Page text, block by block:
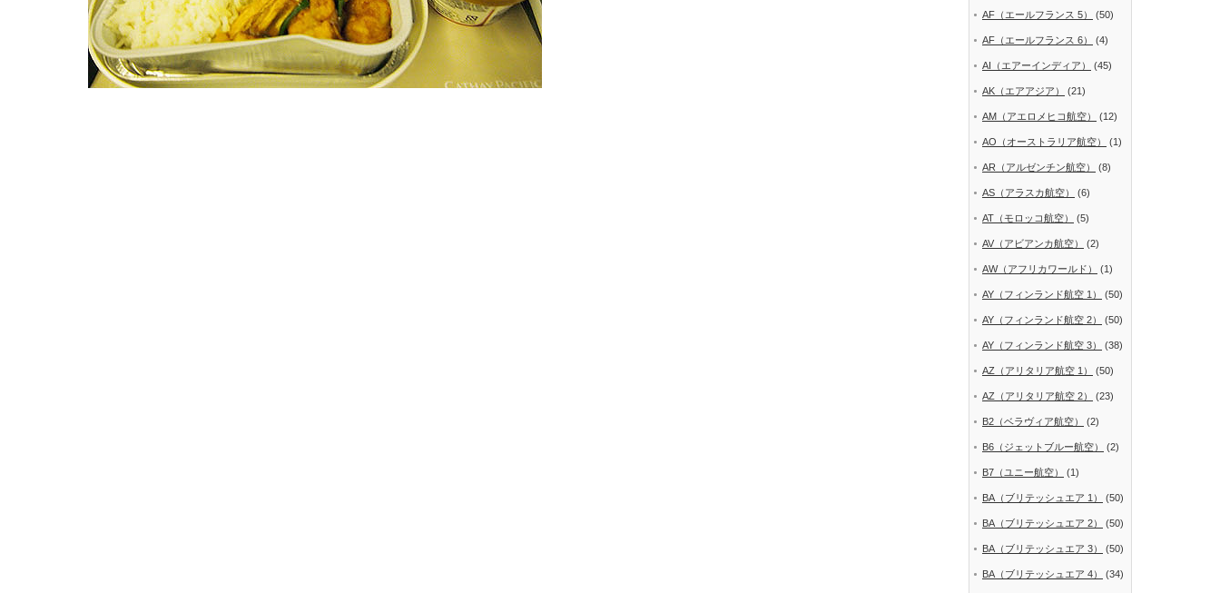
AF（エールフランス 5） (50)
AF（エールフランス 6） (4)
AI（エアーインディア） (45)
AK（エアアジア） (21)
AM（アエロメヒコ航空） (12)
AO（オーストラリア航空） (1)
AR（アルゼンチン航空） (8)
AS（アラスカ航空） (6)
AT（モロッコ航空） (5)
AV（アビアンカ航空） (2)
AW（アフリカワールド） (1)
AY（フィンランド航空 1） (50)
AY（フィンランド航空 2） (50)
AY（フィンランド航空 3） (38)
AZ（アリタリア航空 1） (50)
AZ（アリタリア航空 2） (23)
B2（ベラヴィア航空） (2)
B6（ジェットブルー航空） (2)
B7（ユニー航空） (1)
BA（ブリテッシュエア 1） (50)
BA（ブリテッシュエア 2） (50)
BA（ブリテッシュエア 3） (50)
BA（ブリテッシュエア 4） (34)